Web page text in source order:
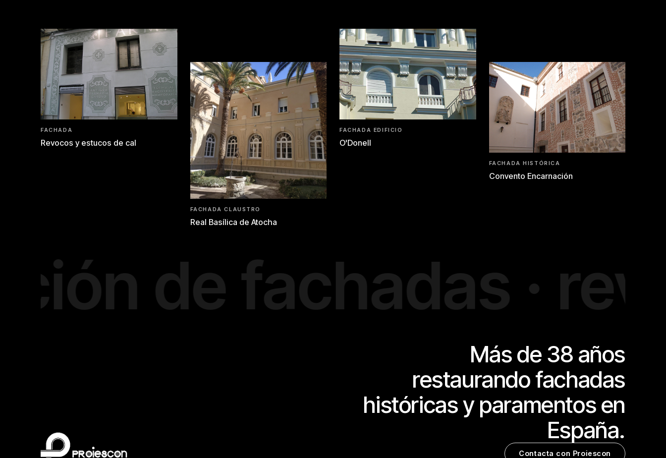
FACHADA
Revocos y estucos de cal
FACHADA CLAUSTRO
Real Basílica de Atocha
FACHADA EDIFICIO
O'Donell
FACHADA HISTÓRICA
Convento Encarnación
de fachadas ·
Más de 38 años
restaurando fachadas
históricas y paramentos en
España.
Contacta con Proiescon